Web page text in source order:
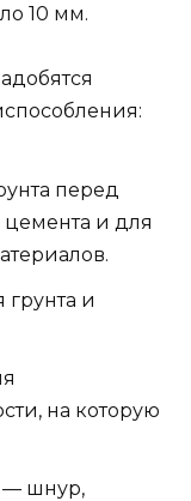
10 мм.
перед
и для
и
на которую
— шнур,